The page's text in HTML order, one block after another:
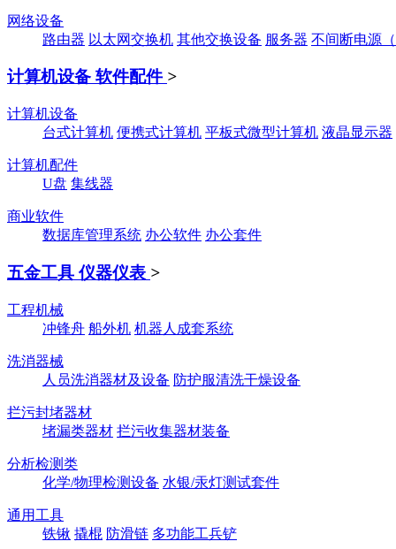
网络设备
路由器 以太网交换机 其他交换设备 服务器 不间断电源
计算机设备 软件配件 >
计算机设备
台式计算机 便携式计算机 平板式微型计算机 液晶显示器
计算机配件
U盘 集线器
商业软件
数据库管理系统 办公软件 办公套件
五金工具 仪器仪表 >
工程机械
冲锋舟 船外机 机器人成套系统
洗消器械
人员洗消器材及设备 防护服清洗干燥设备
拦污封堵器材
堵漏类器材 拦污收集器材装备
分析检测类
化学/物理检测设备 水银/汞灯测试套件
通用工具
铁锹 撬棍 防滑链 多功能工兵铲